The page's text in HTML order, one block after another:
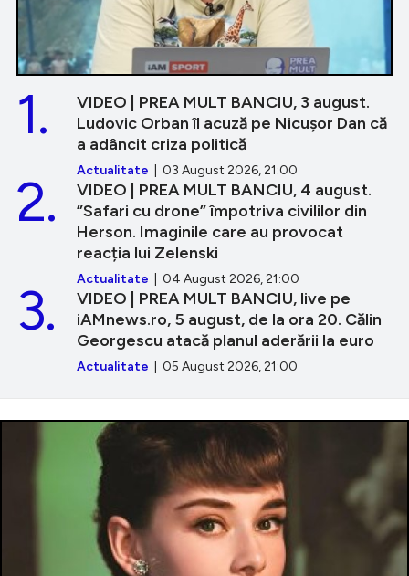
VIDEO | PREA MULT BANCIU, 3 august.
Ludovic Orban îl acuză pe Nicușor Dan că
a adâncit criza politică
Actualitate | 03 August 2026, 21:00
1.
VIDEO | PREA MULT BANCIU, 4 august.
”Safari cu drone” împotriva civililor din
Herson. Imaginile care au provocat
reacția lui Zelenski
Actualitate | 04 August 2026, 21:00
2.
VIDEO | PREA MULT BANCIU, live pe
iAMnews.ro, 5 august, de la ora 20. Călin
Georgescu atacă planul aderării la euro
Actualitate | 05 August 2026, 21:00
3.